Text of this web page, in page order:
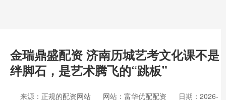
金瑞鼎盛配资 济南历城艺考文化课不是
绊脚石，是艺术腾飞的“跳板”
来源：正规的配资网站 网站：富华优配配资
日期：2026-